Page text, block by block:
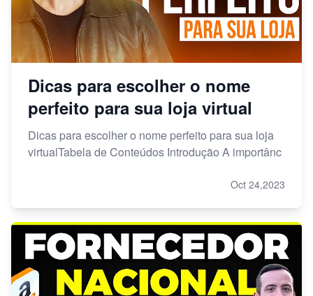
Dicas para escolher o nome
perfeito para sua loja virtual
Dicas para escolher o nome perfeito para sua loja
virtualTabela de Conteúdos Introdução A importânc
Oct 24,2023